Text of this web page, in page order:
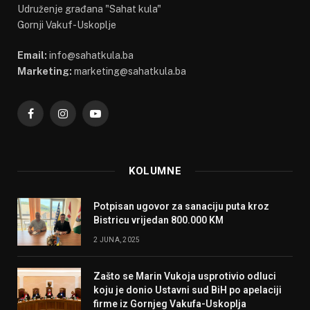
Udruženje građana "Sahat kula"
Gornji Vakuf-Uskoplje
Email: info@sahatkula.ba
Marketing: marketing@sahatkula.ba
FacebookInstagramYouTube
KOLUMNE
Potpisan ugovor za sanaciju puta kroz
Bistricu vrijedan 800.000 KM
2 JUNA, 2025
Zašto se Marin Vukoja usprotivio odluci
koju je donio Ustavni sud BiH po apelaciji
firme iz Gornjeg Vakufa-Uskoplja